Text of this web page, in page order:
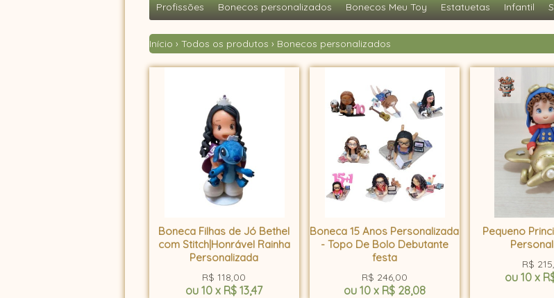
Profissões Bonecos personalizados Bonecos Meu Toy Estatuetas Infantil
Início › Todos os produtos › Bonecos personalizados
Boneca Filhas de Jó Bethel
com Stitch|Honrável Rainha
Personalizada
R$ 118,00
ou 10 x R$ 13,47
Boneca 15 Anos Personalizada
- Topo De Bolo Debutante
festa
R$ 246,00
ou 10 x R$ 28,08
Pequeno
R$
ou 10 x